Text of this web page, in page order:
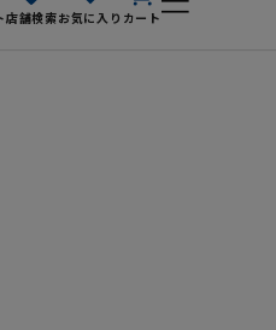
店舗検索お気に入り カート